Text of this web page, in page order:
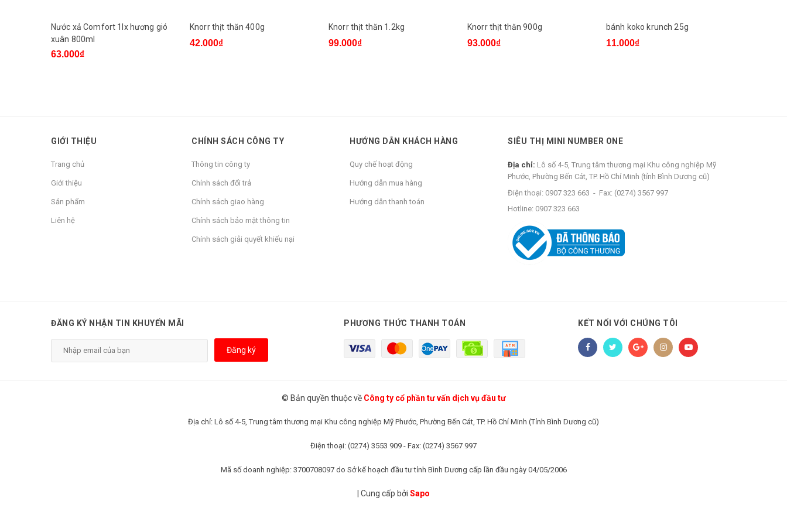
Nước xả Comfort 1lx hương gió
xuân 800ml
63.000₫
Knorr thịt thăn 400g
42.000₫
Knorr thịt thăn 1.2kg
99.000₫
Knorr thịt thăn 900g
93.000₫
bánh koko krunch 25g
11.000₫
GIỚI THIỆU
Trang chủ
Giới thiệu
Sản phẩm
Liên hệ
CHÍNH SÁCH CÔNG TY
Thông tin công ty
Chính sách đổi trả
Chính sách giao hàng
Chính sách bảo mật thông tin
Chính sách giải quyết khiếu nại
HƯỚNG DẪN KHÁCH HÀNG
Quy chế hoạt động
Hướng dẫn mua hàng
Hướng dẫn thanh toán
SIÊU THỊ MINI NUMBER ONE
Địa chỉ: Lô số 4-5, Trung tâm thương mại Khu công nghiệp Mỹ
Phước, Phường Bến Cát, TP. Hồ Chí Minh (tỉnh Bình Dương cũ)
Điện thoại: 0907 323 663 - Fax: (0274) 3567 997
Hotline: 0907 323 663
ĐĂNG KÝ NHẬN TIN KHUYẾN MÃI
Đăng ký
PHƯƠNG THỨC THANH TOÁN KẾT NỐI VỚI CHÚNG TÔI
© Bản quyền thuộc về Công ty cổ phần tư vấn dịch vụ đầu tư
Địa chỉ: Lô số 4-5, Trung tâm thương mại Khu công nghiệp Mỹ Phước, Phường Bến Cát, TP. Hồ Chí Minh (Tỉnh Bình Dương cũ)
Điện thoại: (0274) 3553 909 - Fax: (0274) 3567 997
Mã số doanh nghiệp: 3700708097 do Sở kế hoạch đầu tư tỉnh Bình Dương cấp lần đầu ngày 04/05/2006
Cung cấp bởi Sapo